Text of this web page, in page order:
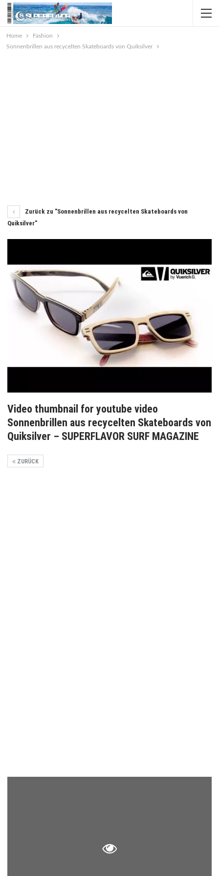
Home
Fashion
Sonnenbrillen aus recycelten Skateboards von Quiksilver
Zurück zu "Sonnenbrillen aus recycelten Skateboards von
Quiksilver"
Video thumbnail for youtube video
Sonnenbrillen aus recycelten Skateboards von
Quiksilver – SUPERFLAVOR SURF MAGAZINE
ZURÜCK